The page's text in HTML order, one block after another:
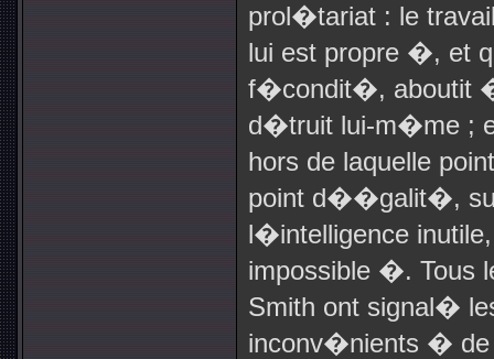
prol�tariat : le
lui est propre �, et
f�condit�, aboutit
d�truit lui-m�me ;
hors de laquelle
point d��galit�,
l�intelligence
impossible �. Tous
Smith ont signal�
inconv�nients � de